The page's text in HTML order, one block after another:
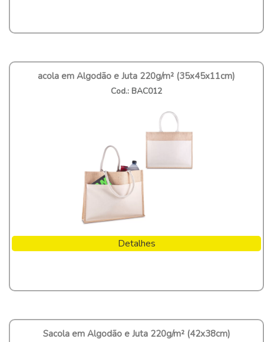
acola em Algodão e Juta 220g/m² (35x45x11cm)
Cod.: BAC012
Detalhes
Sacola em Algodão e Juta 220g/m² (42x38cm)